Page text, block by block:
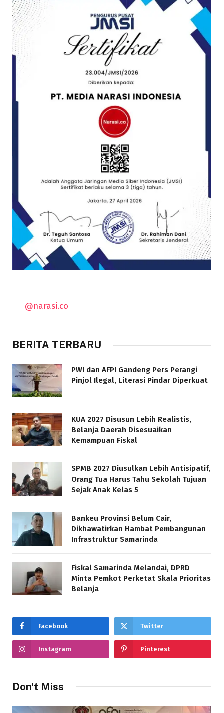
@narasi.co
BERITA TERBARU
PWI dan AFPI Gandeng Pers Perangi
Pinjol Ilegal, Literasi Pindar Diperkuat
KUA 2027 Disusun Lebih Realistis,
Belanja Daerah Disesuaikan
Kemampuan Fiskal
SPMB 2027 Diusulkan Lebih Antisipatif,
Orang Tua Harus Tahu Sekolah Tujuan
Sejak Anak Kelas 5
Bankeu Provinsi Belum Cair,
Dikhawatirkan Hambat Pembangunan
Infrastruktur Samarinda
Fiskal Samarinda Melandai, DPRD
Minta Pemkot Perketat Skala Prioritas
Belanja
Facebook Twitter
Instagram Pinterest
Don't Miss